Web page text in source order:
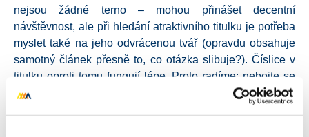
nejsou žádné terno – mohou přinášet decentní
návštěvnost, ale při hledání atraktivního titulku je potřeba
myslet také na jeho odvrácenou tvář (opravdu obsahuje
samotný článek přesně to, co otázka slibuje?). Číslice v
titulku oproti tomu fungují lépe. Proto radíme: nebojte se
jich.